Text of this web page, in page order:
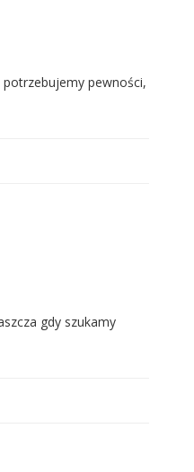
potrzebujemy pewności,
gdy szukamy